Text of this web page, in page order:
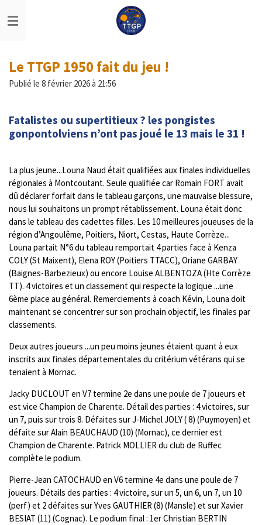
au
Le TTGP 1950 fait du jeu !
Publié le 8 février 2026 à 21:56
Fatalistes ou supertitieux ? les pongistes
gonpontolviens n’ont pas joué le 13 mais le 31 !
La plus jeune...Louna Naud était qualifiées aux finales individuelles
régionales à Montcoutant. Seule qualifiée car Romain FORT avait
dû déclarer forfait dans le tableau garçons, une mauvaise blessure,
nous lui souhaitons un prompt rétablissement. Louna était donc
dans le tableau des cadettes filles. Les 10 meilleures joueuses de la
région d’Angoulême, Poitiers, Niort, Cestas, Haute Corrèze...
Louna partait N°6 du tableau remportait 4 parties face à Kenza
COLY (St Maixent), Elena ROY (Poitiers TTACC), Oriane GARBAY
(Baignes-Barbezieux) ou encore Louise ALBENTOZA (Hte Corrèze
TT). 4 victoires et un classement qui respecte la logique ...une
6ème place au général. Remerciements à coach Kévin, Louna doit
maintenant se concentrer sur son prochain objectif, les finales par
classements.
Deux autres joueurs ...un peu moins jeunes étaient quant à eux
inscrits aux finales départementales du critérium vétérans qui se
tenaient à Mornac.
Jacky DUCLOUT en V7 termine 2e dans une poule de 7 joueurs et
est vice Champion de Charente. Détail des parties : 4 victoires, sur
un 7, puis sur trois 8. Défaites sur J-Michel JOLY ( 8) (Puymoyen) et
défaite sur Alain BEAUCHAUD (10) (Mornac), ce dernier est
Champion de Charente. Patrick MOLLIER du club de Ruffec
complète le podium.
Pierre-Jean CATOCHAUD en V6 termine 4e dans une poule de 7
joueurs. Détails des parties : 4 victoire, sur un 5, un 6, un 7, un 10
(perf) et 2 défaites sur Yves GAUTHIER (8) (Mansle) et sur Xavier
BESIAT (11) (Cognac). Le podium final : 1er Christian BERTIN